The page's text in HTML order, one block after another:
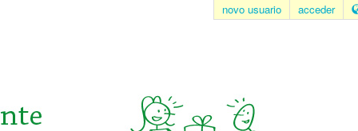
novo usuario acceder